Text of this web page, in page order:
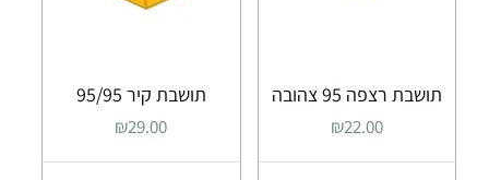
תושבת רצפה 95 צהובה
₪22.00
תושבת קיר 95/95
₪29.00